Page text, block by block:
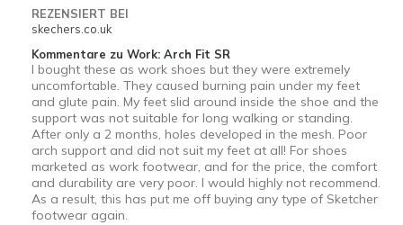
REZENSIERT BEI
skechers.co.uk
Kommentare zu Work: Arch Fit SR
I bought these as work shoes but they were extremely
uncomfortable. They caused burning pain under my feet
and glute pain. My feet slid around inside the shoe and the
support was not suitable for long walking or standing.
After only a 2 months, holes developed in the mesh. Poor
arch support and did not suit my feet at all! For shoes
marketed as work footwear, and for the price, the comfort
and durability are very poor. I would highly not recommend.
As a result, this has put me off buying any type of Sketcher
footwear again.